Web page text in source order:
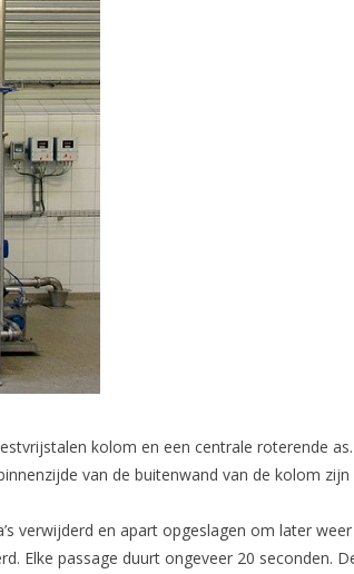
kolom en een centrale roterende
van de buitenwand van de kolom
verwijderd en apart opgeslagen om later
Elke passage duurt ongeveer 20 seconden.